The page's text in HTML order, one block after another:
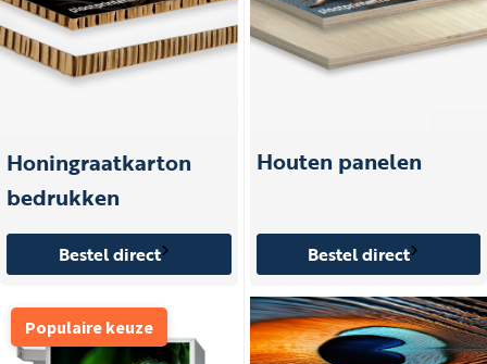
Honingraatkarton
bedrukken
Bestel direct
Houten panelen
Bestel direct
Populaire keuze